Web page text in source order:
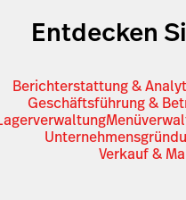
Entdecken
Berichterstattung &
Geschäftsführung &
Verkauf &